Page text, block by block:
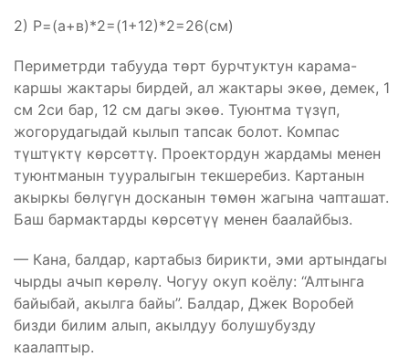
2) Р=(а+в)*2=(1+12)*2=26(см)
Периметрди табууда төрт бурчтуктун карама-
каршы жактары бирдей, ал жактары экөө, демек, 1
см 2си бар, 12 см дагы экөө. Туюнтма түзүп,
жогорудагыдай кылып тапсак болот. Компас
түштүктү көрсөттү. Проектордун жардамы менен
туюнтманын тууралыгын текшеребиз. Картанын
акыркы бөлүгүн досканын төмөн жагына чапташат.
Баш бармактарды көрсөтүү менен баалайбыз.
— Кана, балдар, картабыз бирикти, эми артындагы
чырды ачып көрөлү. Чогуу окуп коёлу: “Алтынга
байыбай, акылга байы”. Балдар, Джек Воробей
бизди билим алып, акылдуу болушубузду
каалаптыр.